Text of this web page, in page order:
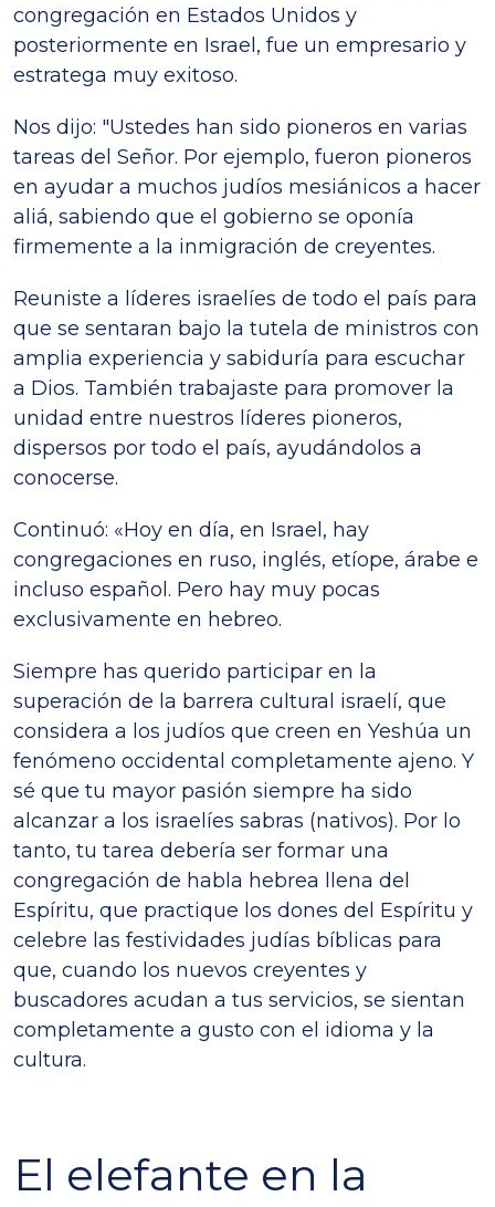
congregación en Estados Unidos y
posteriormente en Israel, fue un empresario y
estratega muy exitoso.
Nos dijo: "Ustedes han sido pioneros en varias
tareas del Señor. Por ejemplo, fueron pioneros
en ayudar a muchos judíos mesiánicos a hacer
aliá, sabiendo que el gobierno se oponía
firmemente a la inmigración de creyentes.
Reuniste a líderes israelíes de todo el país para
que se sentaran bajo la tutela de ministros con
amplia experiencia y sabiduría para escuchar
a Dios. También trabajaste para promover la
unidad entre nuestros líderes pioneros,
dispersos por todo el país, ayudándolos a
conocerse.
Continuó: «Hoy en día, en Israel, hay
congregaciones en ruso, inglés, etíope, árabe e
incluso español. Pero hay muy pocas
exclusivamente en hebreo.
Siempre has querido participar en la
superación de la barrera cultural israelí, que
considera a los judíos que creen en Yeshúa un
fenómeno occidental completamente ajeno. Y
sé que tu mayor pasión siempre ha sido
alcanzar a los israelíes sabras (nativos). Por lo
tanto, tu tarea debería ser formar una
congregación de habla hebrea llena del
Espíritu, que practique los dones del Espíritu y
celebre las festividades judías bíblicas para
que, cuando los nuevos creyentes y
buscadores acudan a tus servicios, se sientan
completamente a gusto con el idioma y la
cultura.
El elefante en la